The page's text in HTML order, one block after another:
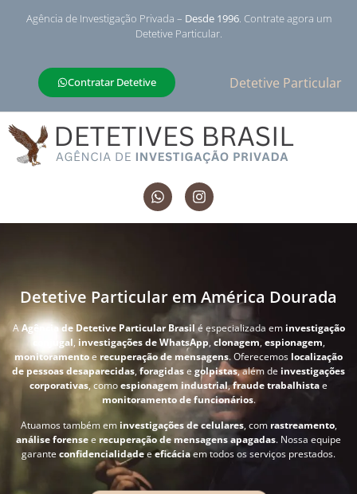
Agência de Investigação Privada – Desde 1996. Contrate agora um
Detetive Particular.
Contratar Detetive Detetive Particular
Detetive Particular em América Dourada
AAgência de Detetive Particular Brasil é especializada em investigação
conjugal, investigações de WhatsApp, clonagem,espionagem,
monitoramentoe recuperação de mensagens. Oferecemos localização
de pessoas desaparecidas, foragidase golpistas, além de investigações
corporativas, comoespionagem industrial,fraude trabalhistae
monitoramento de funcionários.
Atuamos também em investigações de celulares, com rastreamento,
análise forensee recuperação de mensagens apagadas. Nossa equipe
garante confidencialidadeeeficáciaem todos os serviços prestados.